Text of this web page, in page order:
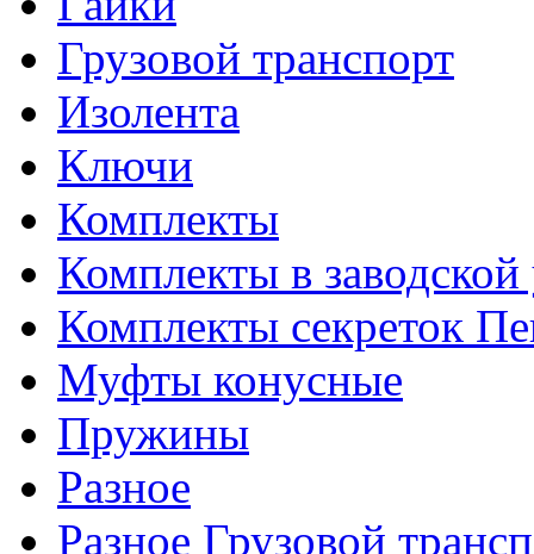
Грузовой транспорт
Изолента
Ключи
Комплекты
Комплекты в заводской
Комплекты секреток
Муфты конусные
Пружины
Разное
Разное Грузовой